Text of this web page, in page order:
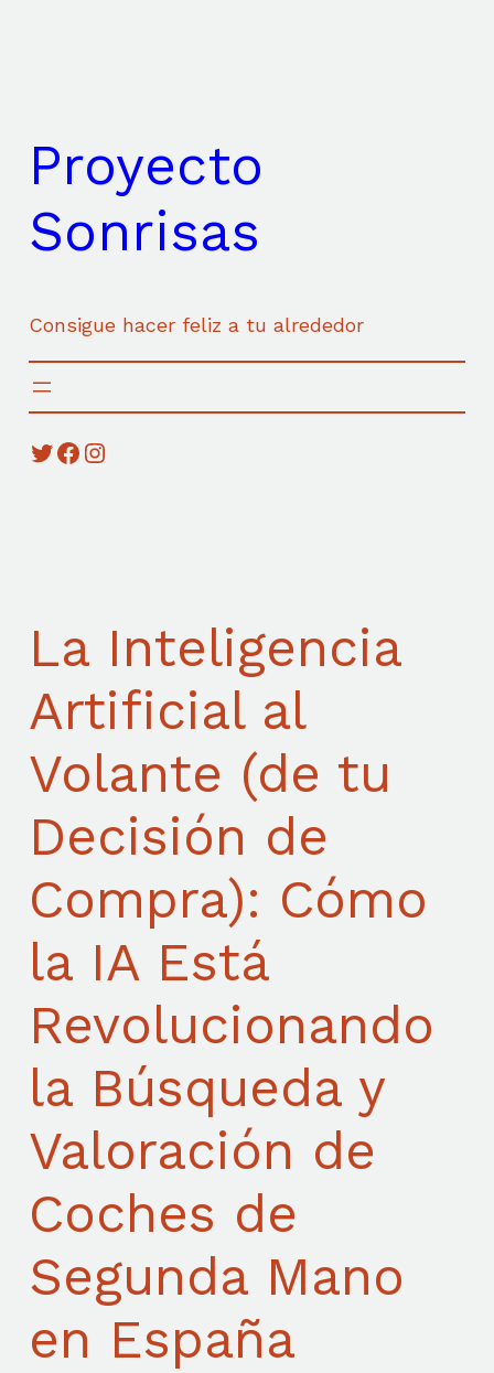
Proyecto
Sonrisas
Consigue hacer feliz a tu alrededor
Twitter Facebook Instagram
La Inteligencia
Artificial al
Volante (de tu
Decisión de
Compra): Cómo
la IA Está
Revolucionando
la Búsqueda y
Valoración de
Coches de
Segunda Mano
en España